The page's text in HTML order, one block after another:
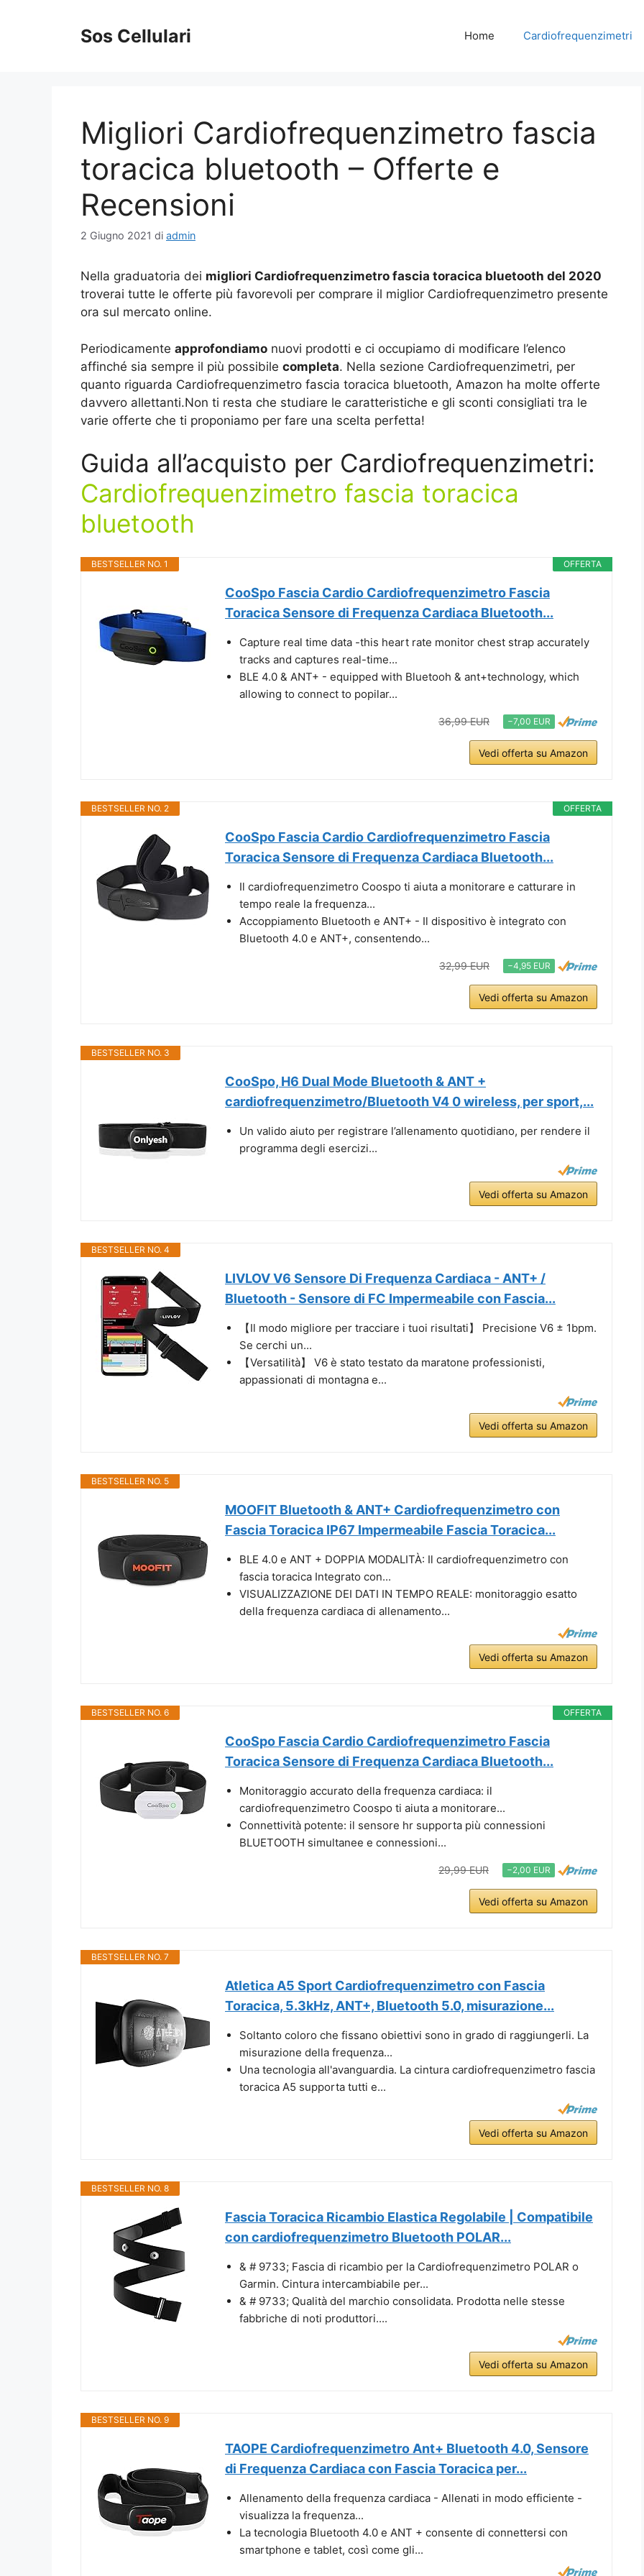
Sos Cellulari Home Cardiofrequenzimetri
Migliori Cardiofrequenzimetro fascia
toracica bluetooth – Offerte e
Recensioni
2 Giugno 2021 di admin
Nella graduatoria dei migliori Cardiofrequenzimetro fascia toracica bluetooth del 2020
troverai tutte le offerte più favorevoli per comprare il miglior Cardiofrequenzimetro presente
ora sul mercato online.
Periodicamente approfondiamo nuovi prodotti e ci occupiamo di modificare l’elenco
affinché sia sempre il più possibile completa. Nella sezione Cardiofrequenzimetri, per
quanto riguarda Cardiofrequenzimetro fascia toracica bluetooth, Amazon ha molte offerte
davvero allettanti.Non ti resta che studiare le caratteristiche e gli sconti consigliati tra le
varie offerte che ti proponiamo per fare una scelta perfetta!
Guida all’acquisto per Cardiofrequenzimetri:
Cardiofrequenzimetro fascia toracica
bluetooth
OFFERTA
BESTSELLER NO. 1
CooSpo Fascia Cardio Cardiofrequenzimetro Fascia
Toracica Sensore di Frequenza Cardiaca Bluetooth...
Capture real time data -this heart rate monitor chest strap accurately
tracks and captures real-time...
BLE 4.0 & ANT+ - equipped with Bluetooh & ant+technology, which
allowing to connect to popilar...
36,99 EUR −7,00 EUR
Vedi offerta su Amazon
OFFERTA
BESTSELLER NO. 2
CooSpo Fascia Cardio Cardiofrequenzimetro Fascia
Toracica Sensore di Frequenza Cardiaca Bluetooth...
Il cardiofrequenzimetro Coospo ti aiuta a monitorare e catturare in
tempo reale la frequenza...
Accoppiamento Bluetooth e ANT+ - Il dispositivo è integrato con
Bluetooth 4.0 e ANT+, consentendo...
32,99 EUR −4,95 EUR
Vedi offerta su Amazon
BESTSELLER NO. 3
CooSpo, H6 Dual Mode Bluetooth & ANT +
cardiofrequenzimetro/Bluetooth V4 0 wireless, per sport,...
Un valido aiuto per registrare l’allenamento quotidiano, per rendere il
programma degli esercizi...
Vedi offerta su Amazon
BESTSELLER NO. 4
LIVLOV V6 Sensore Di Frequenza Cardiaca - ANT+ /
Bluetooth - Sensore di FC Impermeabile con Fascia...
【Il modo migliore per tracciare i tuoi risultati】 Precisione V6 ± 1bpm.
Se cerchi un...
【Versatilità】 V6 è stato testato da maratone professionisti,
appassionati di montagna e...
Vedi offerta su Amazon
BESTSELLER NO. 5
MOOFIT Bluetooth & ANT+ Cardiofrequenzimetro con
Fascia Toracica IP67 Impermeabile Fascia Toracica...
BLE 4.0 e ANT + DOPPIA MODALITÀ: Il cardiofrequenzimetro con
fascia toracica Integrato con...
VISUALIZZAZIONE DEI DATI IN TEMPO REALE: monitoraggio esatto
della frequenza cardiaca di allenamento...
Vedi offerta su Amazon
OFFERTA
BESTSELLER NO. 6
CooSpo Fascia Cardio Cardiofrequenzimetro Fascia
Toracica Sensore di Frequenza Cardiaca Bluetooth...
Monitoraggio accurato della frequenza cardiaca: il
cardiofrequenzimetro Coospo ti aiuta a monitorare...
Connettività potente: il sensore hr supporta più connessioni
BLUETOOTH simultanee e connessioni...
29,99 EUR −2,00 EUR
Vedi offerta su Amazon
BESTSELLER NO. 7
Atletica A5 Sport Cardiofrequenzimetro con Fascia
Toracica, 5.3kHz, ANT+, Bluetooth 5.0, misurazione...
Soltanto coloro che fissano obiettivi sono in grado di raggiungerli. La
misurazione della frequenza...
Una tecnologia all'avanguardia. La cintura cardiofrequenzimetro fascia
toracica A5 supporta tutti e...
Vedi offerta su Amazon
BESTSELLER NO. 8
Fascia Toracica Ricambio Elastica Regolabile | Compatibile
con cardiofrequenzimetro Bluetooth POLAR...
& # 9733; Fascia di ricambio per la Cardiofrequenzimetro POLAR o
Garmin. Cintura intercambiabile per...
& # 9733; Qualità del marchio consolidata. Prodotta nelle stesse
fabbriche di noti produttori....
Vedi offerta su Amazon
BESTSELLER NO. 9
TAOPE Cardiofrequenzimetro Ant+ Bluetooth 4.0, Sensore
di Frequenza Cardiaca con Fascia Toracica per...
Allenamento della frequenza cardiaca - Allenati in modo efficiente -
visualizza la frequenza...
La tecnologia Bluetooth 4.0 e ANT + consente di connettersi con
smartphone e tablet, così come gli...